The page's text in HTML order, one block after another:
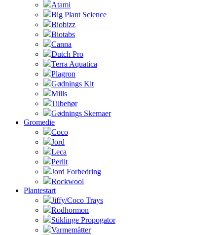
Atami
Big Plant Science
Biobizz
Biotabs
Canna
Dutch Pro
Terra Aquatica
Plagron
Gødnings Kit
Mills
Tilbehør
Gødnings Skemaer
Gromedie
Coco
Jord
Leca
Perlit
Jord Forbedring
Rockwool
Plantestart
Jiffy/Coco Trays
Rodhormon
Stiklinge Propogator
Varmemåtter